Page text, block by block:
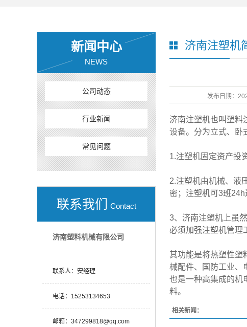
新闻中心
NEWS
公司动态
行业新闻
常见问题
联系我们 Contact
济南塑料机械有限公司
联系人： 安经理
电话： 15253134653
邮箱： 347299818@qq.com
济南注塑机
发布日期：
济南注塑机也叫塑料
设备。分为立式、卧
1.注塑机固定资产投
2.注塑机由机械、液
密；注塑机可3班
3、济南注塑机上虽
必须加强注塑机管理
其功能是将热塑性塑
械配件、国防工业、
也是一种高集成的机
料。
相关新闻：